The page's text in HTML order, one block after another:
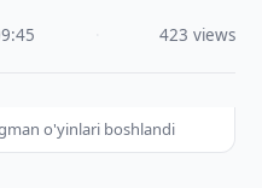
423 views
o'yinlari boshlandi